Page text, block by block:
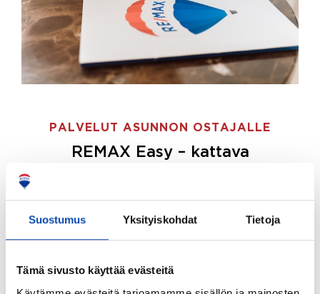
Suostumus Yksityiskohdat Tietoja
Tämä sivusto käyttää evästeitä
PALVELUT ASUNNON OSTAJALLE
REMAX Easy – kattava
ostajille.
Tee ostotoimeksianto ja etsimme juuri